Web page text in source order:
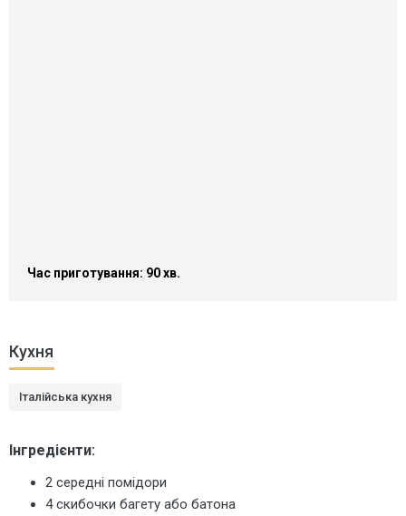
Час приготування: 90 хв.
Кухня
Італійська кухня
Інгредієнти:
2 середні помідори
4 скибочки багету або батона